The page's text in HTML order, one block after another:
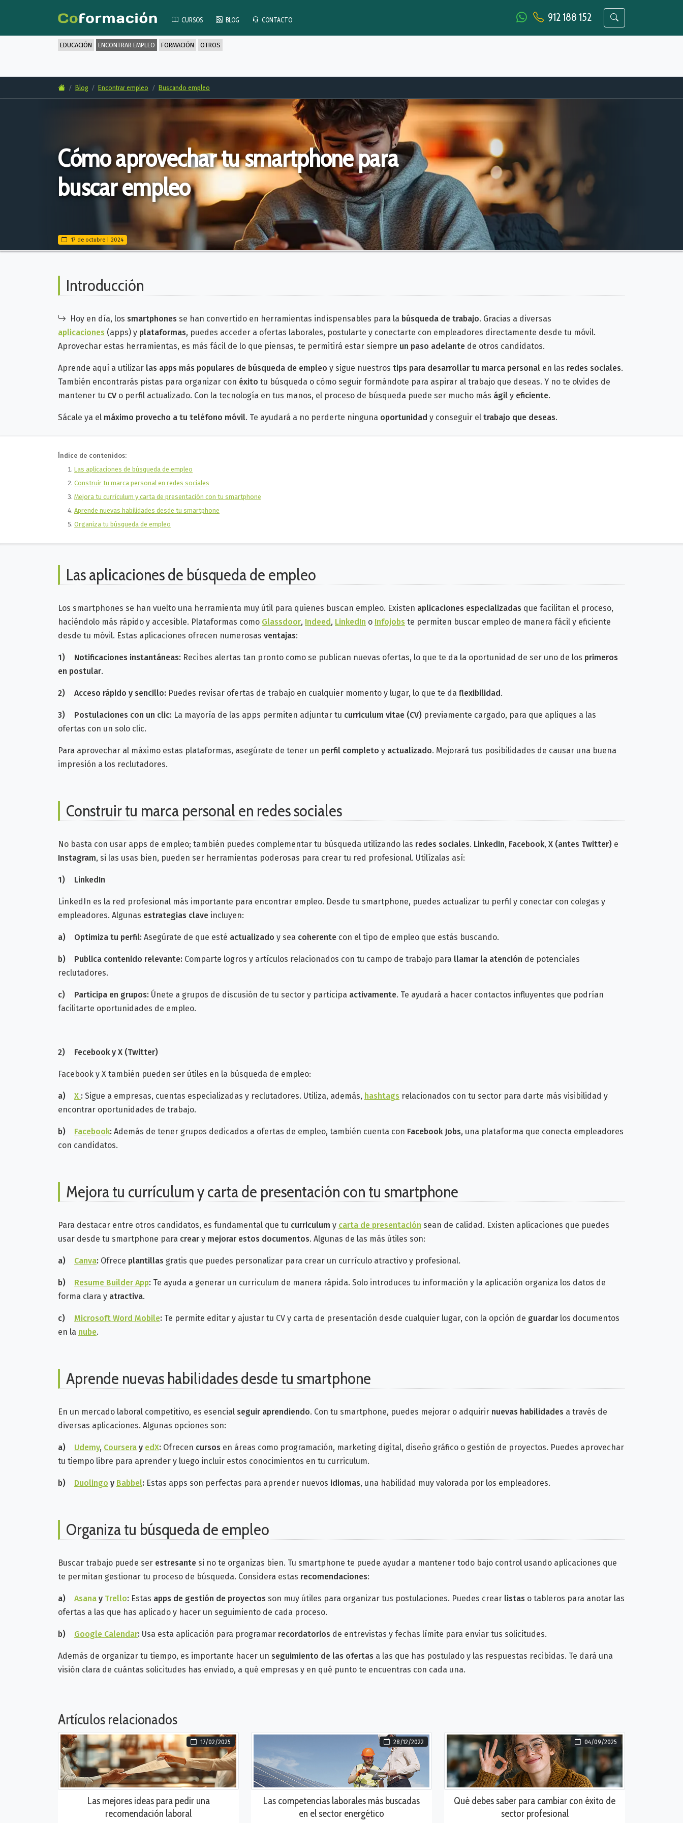
CURSOS BLOG CONTACTO 912 188 152
EDUCACIÓN ENCONTRAR EMPLEO FORMACIÓN OTROS
Blog Encontrar empleo Buscando empleo
Cómo aprovechar tu smartphone para
buscar empleo
17 de octubre | 2024
Introducción
Hoy en día, los smartphones se han convertido en herramientas indispensables para la búsqueda de trabajo. Gracias a diversas
aplicaciones (apps) y plataformas, puedes acceder a ofertas laborales, postularte y conectarte con empleadores directamente desde tu móvil.
Aprovechar estas herramientas, es más fácil de lo que piensas, te permitirá estar siempre un paso adelante de otros candidatos.
Aprende aquí a utilizar las apps más populares de búsqueda de empleo y sigue nuestros tips para desarrollar tu marca personal en las redes sociales.
También encontrarás pistas para organizar con éxito tu búsqueda o cómo seguir formándote para aspirar al trabajo que deseas. Y no te olvides de
mantener tu CV o perfil actualizado. Con la tecnología en tus manos, el proceso de búsqueda puede ser mucho más ágil y eficiente.
Sácale ya el máximo provecho a tu teléfono móvil. Te ayudará a no perderte ninguna oportunidad y conseguir el trabajo que deseas.
Índice de contenidos:
Las aplicaciones de búsqueda de empleo
Construir tu marca personal en redes sociales
Mejora tu currículum y carta de presentación con tu smartphone
Aprende nuevas habilidades desde tu smartphone
Organiza tu búsqueda de empleo
Las aplicaciones de búsqueda de empleo
Los smartphones se han vuelto una herramienta muy útil para quienes buscan empleo. Existen aplicaciones especializadas que facilitan el proceso,
haciéndolo más rápido y accesible. Plataformas como Glassdoor, Indeed, LinkedIn o Infojobs te permiten buscar empleo de manera fácil y eficiente
desde tu móvil. Estas aplicaciones ofrecen numerosas ventajas:
1) Notificaciones instantáneas: Recibes alertas tan pronto como se publican nuevas ofertas, lo que te da la oportunidad de ser uno de los primeros
en postular.
2) Acceso rápido y sencillo: Puedes revisar ofertas de trabajo en cualquier momento y lugar, lo que te da flexibilidad.
3) Postulaciones con un clic: La mayoría de las apps permiten adjuntar tu curriculum vitae (CV) previamente cargado, para que apliques a las
ofertas con un solo clic.
Para aprovechar al máximo estas plataformas, asegúrate de tener un perfil completo y actualizado. Mejorará tus posibilidades de causar una buena
impresión a los reclutadores.
Construir tu marca personal en redes sociales
No basta con usar apps de empleo; también puedes complementar tu búsqueda utilizando las redes sociales. LinkedIn, Facebook, X (antes Twitter) e
Instagram, si las usas bien, pueden ser herramientas poderosas para crear tu red profesional. Utilízalas así:
1) LinkedIn
LinkedIn es la red profesional más importante para encontrar empleo. Desde tu smartphone, puedes actualizar tu perfil y conectar con colegas y
empleadores. Algunas estrategias clave incluyen:
a) Optimiza tu perfil: Asegúrate de que esté actualizado y sea coherente con el tipo de empleo que estás buscando.
b) Publica contenido relevante: Comparte logros y artículos relacionados con tu campo de trabajo para llamar la atención de potenciales
reclutadores.
c) Participa en grupos: Únete a grupos de discusión de tu sector y participa activamente. Te ayudará a hacer contactos influyentes que podrían
facilitarte oportunidades de empleo.
2) Fecebook y X (Twitter)
Facebook y X también pueden ser útiles en la búsqueda de empleo:
a) X : Sigue a empresas, cuentas especializadas y reclutadores. Utiliza, además, hashtags relacionados con tu sector para darte más visibilidad y
encontrar oportunidades de trabajo.
b) Facebook: Además de tener grupos dedicados a ofertas de empleo, también cuenta con Facebook Jobs, una plataforma que conecta empleadores
con candidatos.
Mejora tu currículum y carta de presentación con tu smartphone
Para destacar entre otros candidatos, es fundamental que tu curriculum y carta de presentación sean de calidad. Existen aplicaciones que puedes
usar desde tu smartphone para crear y mejorar estos documentos. Algunas de las más útiles son:
a) Canva: Ofrece plantillas gratis que puedes personalizar para crear un currículo atractivo y profesional.
b) Resume Builder App: Te ayuda a generar un curriculum de manera rápida. Solo introduces tu información y la aplicación organiza los datos de
forma clara y atractiva.
c) Microsoft Word Mobile: Te permite editar y ajustar tu CV y carta de presentación desde cualquier lugar, con la opción de guardar los documentos
en la nube.
Aprende nuevas habilidades desde tu smartphone
En un mercado laboral competitivo, es esencial seguir aprendiendo. Con tu smartphone, puedes mejorar o adquirir nuevas habilidades a través de
diversas aplicaciones. Algunas opciones son:
a) Udemy, Coursera y edX: Ofrecen cursos en áreas como programación, marketing digital, diseño gráfico o gestión de proyectos. Puedes aprovechar
tu tiempo libre para aprender y luego incluir estos conocimientos en tu curriculum.
b) Duolingo y Babbel: Estas apps son perfectas para aprender nuevos idiomas, una habilidad muy valorada por los empleadores.
Organiza tu búsqueda de empleo
Buscar trabajo puede ser estresante si no te organizas bien. Tu smartphone te puede ayudar a mantener todo bajo control usando aplicaciones que
te permitan gestionar tu proceso de búsqueda. Considera estas recomendaciones:
a) Asana y Trello: Estas apps de gestión de proyectos son muy útiles para organizar tus postulaciones. Puedes crear listas o tableros para anotar las
ofertas a las que has aplicado y hacer un seguimiento de cada proceso.
b) Google Calendar: Usa esta aplicación para programar recordatorios de entrevistas y fechas límite para enviar tus solicitudes.
Además de organizar tu tiempo, es importante hacer un seguimiento de las ofertas a las que has postulado y las respuestas recibidas. Te dará una
visión clara de cuántas solicitudes has enviado, a qué empresas y en qué punto te encuentras con cada una.
Artículos relacionados
17/02/2025
Las mejores ideas para pedir una
recomendación laboral
28/12/2022
Las competencias laborales más buscadas
en el sector energético
04/09/2025
Qué debes saber para cambiar con éxito de
sector profesional